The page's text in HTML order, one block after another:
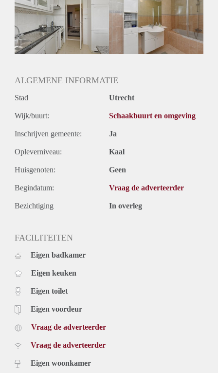
ALGEMENE INFORMATIE
Stad Utrecht
Wijk/buurt: Schaakbuurt en omgeving
Inschrijven gemeente: Ja
Opleverniveau: Kaal
Huisgenoten: Geen
Begindatum: Vraag de adverteerder
Bezichtiging In overleg
FACILITEITEN
Eigen badkamer
Eigen keuken
Eigen toilet
Eigen voordeur
Vraag de adverteerder
Vraag de adverteerder
Eigen woonkamer